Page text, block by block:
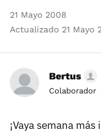
21 Mayo 2008
Actualizado 21 Mayo
Bertus
Colaborador
¡Vaya semana